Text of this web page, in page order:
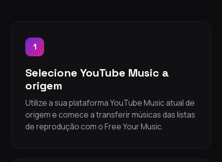
1
Selecione YouTube Music a
origem
Utilize a sua plataforma YouTube Music atual de
origem e comece a transferir músicas das listas
de reprodução com o Free Your Music.